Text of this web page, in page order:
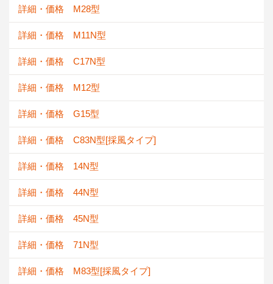
詳細・価格 M28型
詳細・価格 M11N型
詳細・価格 C17N型
詳細・価格 M12型
詳細・価格 G15型
詳細・価格 C83N型[採風タイプ]
詳細・価格 14N型
詳細・価格 44N型
詳細・価格 45N型
詳細・価格 71N型
詳細・価格 M83型[採風タイプ]